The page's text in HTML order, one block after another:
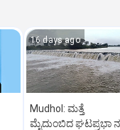
16 days ago
Mudhol: ಮತ್ತೆ
ಮೈದುಂಬಿದ ಘಟಪ್ರಭಾ